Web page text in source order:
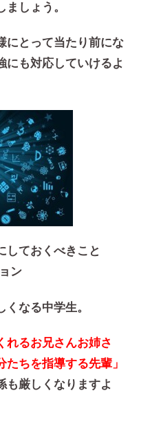
しょう。
にとって当たり前にな
にも対応していけるよ
しておくべきこと
ン
なる中学生。
れるお兄さんお姉さ
ちを指導する先輩」
も厳しくなりますよ